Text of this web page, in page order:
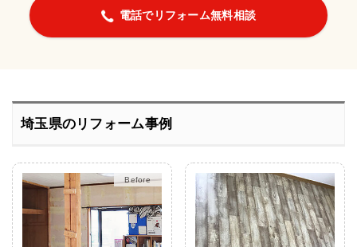
電話でリフォーム無料相談
埼玉県のリフォーム事例
After